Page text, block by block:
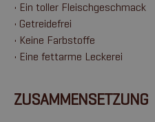
• Ein toller Fleischgeschmack
• Getreidefrei
• Keine Farbstoffe
• Eine fettarme Leckerei
ZUSAMMENSETZUNG